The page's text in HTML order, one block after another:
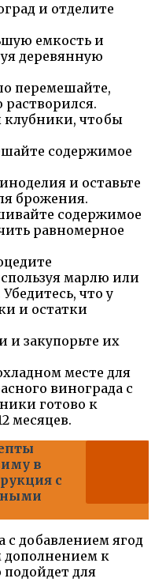
и отделите
емкость и
деревянную
перемешайте,
клубники, чтобы
содержимое
и оставьте
брожения.
содержимое
равномерное
марлю или
что у
и остатки
и закупорьте их
месте для
винограда с
готово к
месяцев.
в
с
с добавлением ягод
дополнением к
для